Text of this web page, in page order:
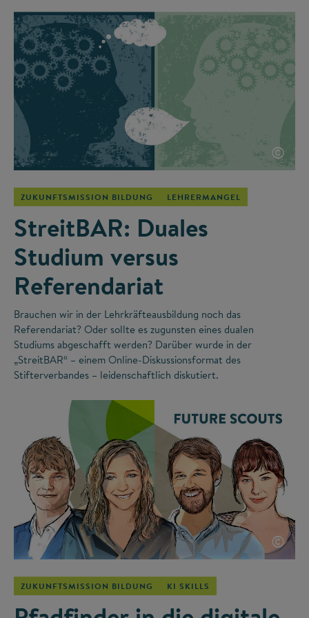
©
ZUKUNFTSMISSION BILDUNG LEHRERMANGEL
StreitBAR: Duales
Studium versus
Referendariat
Brauchen wir in der Lehrkräfteausbildung noch das
Referendariat? Oder sollte es zugunsten eines dualen
Studiums abgeschafft werden? Darüber wurde in der
„StreitBAR“ – einem Online-Diskussionsformat des
Stifterverbandes – leidenschaftlich diskutiert.
©
ZUKUNFTSMISSION BILDUNG KI SKILLS